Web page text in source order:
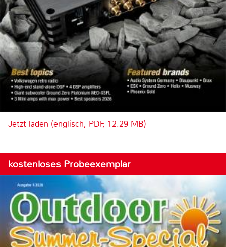
Jetzt laden (englisch, PDF, 12.29 MB)
kostenloses Probeexemplar